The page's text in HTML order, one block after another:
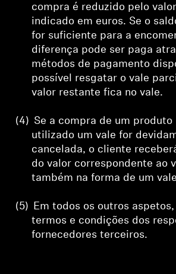
compra é reduzido pelo
indicado em euros. Se o
for suficiente para a
diferença pode ser paga
métodos de pagamento
possível resgatar o vale
valor restante fica no vale.
(4) Se a compra de um
utilizado um vale for
cancelada, o cliente
do valor correspondente ao
também na forma de um
(5) Em todos os outros
termos e condições dos
fornecedores terceiros.